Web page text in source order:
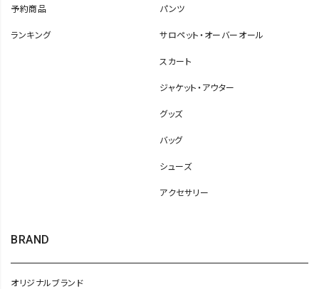
予約商品
ランキング
パンツ
サロペット・オーバーオール
スカート
ジャケット・アウター
グッズ
バッグ
シューズ
アクセサリー
BRAND
オリジナルブランド